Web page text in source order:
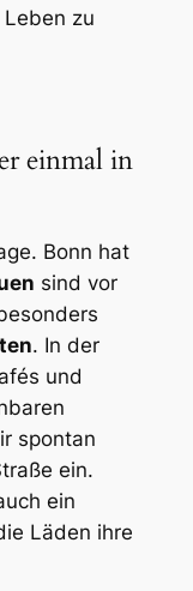
zu
einmal in
Bonn hat
sind vor
. In der
und
spontan
ein.
ein
Läden ihre